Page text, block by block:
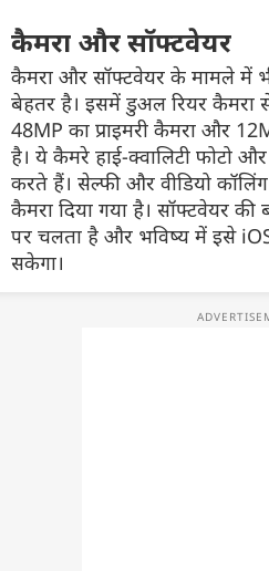
कैमरा औरसॉफ्टवेयर
कैमरा और सॉफ्टवेयर के मामले में
बेहतर है। इसमें डुअल रियर कैमरा
48MP का प्राइमरी कैमरा और 12
है। ये कैमरे हाई-क्वालिटी फोटो और
करते हैं। सेल्फी और वीडियो कॉलिंग
कैमरा दिया गया है। सॉफ्टवेयर की
पर चलता है और भविष्य में इसे
सकेगा।